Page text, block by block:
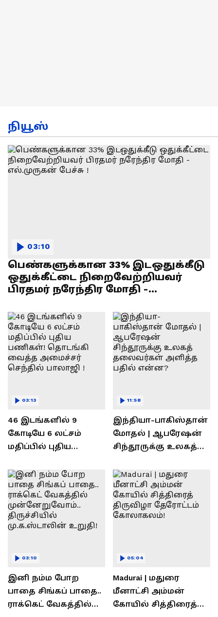
நியூஸ்
பெண்களுக்கான 33% இடஒதுக்கீடு
ஒதுக்கீட்டை நிறைவேற்றியவர்
பிரதமர் நரேந்திர மோதி -
03:10
46 இடங்களில் 9
கோடியே 6 லட்சம்
மதிப்பில் புதிய
வைத்த அமைச்சர்
செந்தில் பாலாஜி !
03:13
இந்தியா-பாகிஸ்தான்
மோதல் | ஆபரேஷன்
சிந்தூருக்கு உலகத்
பதில் என்ன?
11:58
இனி நம்ம போற
பாதை சிங்கப் பாதை..
ராக்கெட் வேகத்தில்
03:10
Madurai | மதுரை
மீனாட்சி அம்மன்
கோயில் சித்திரைத்
05:04